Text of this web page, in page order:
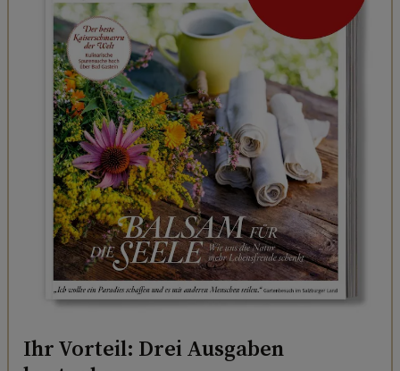
Ihr Vorteil: Drei Ausgaben